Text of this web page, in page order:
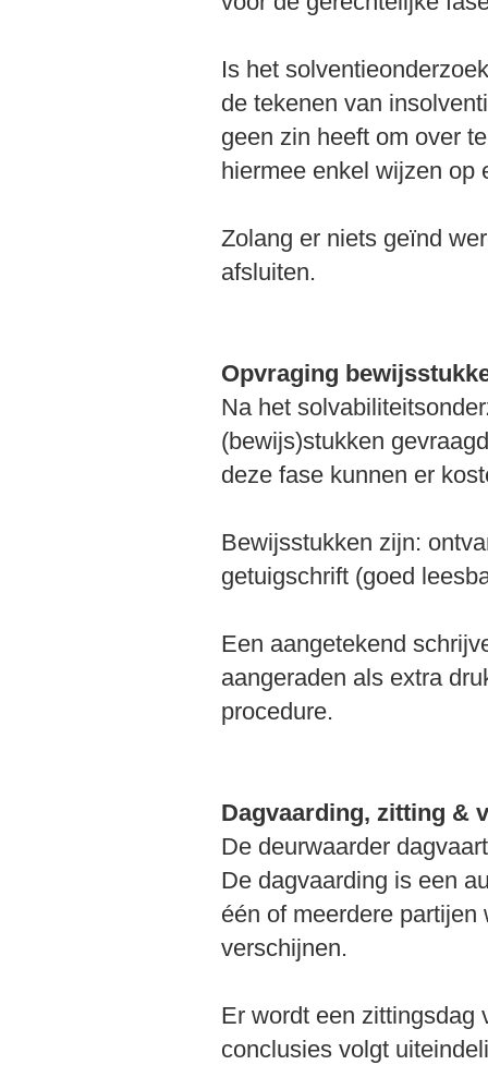
Is het
de tekenen van
geen zin heeft om over
hiermee enkel wijzen op
Zolang er niets geïnd
afsluiten.
Opvraging
Na het
(bewijs)stukken
deze fase kunnen er
Bewijsstukken zijn:
getuigschrift (goed
Een aangetekend
aangeraden als extra
procedure.
Dagvaarding, zitting &
De deurwaarder
De dagvaarding is een
één of meerdere
verschijnen.
Er wordt een zittingsdag
conclusies volgt